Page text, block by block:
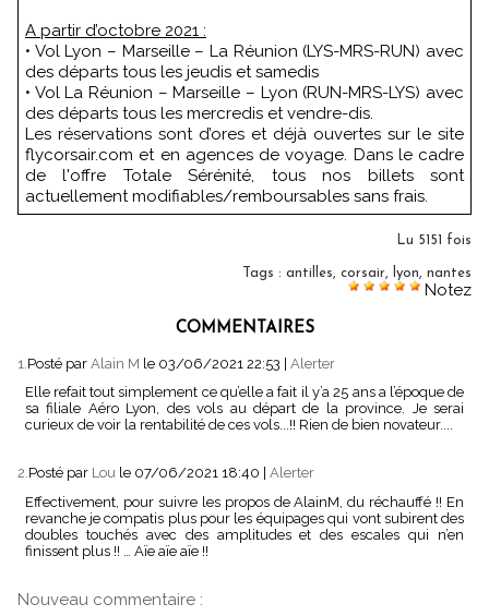
A partir d’octobre 2021 :
• Vol Lyon – Marseille – La Réunion (LYS-MRS-RUN) avec
des départs tous les jeudis et samedis
• Vol La Réunion – Marseille – Lyon (RUN-MRS-LYS) avec
des départs tous les mercredis et vendre-dis.
Les réservations sont d’ores et déjà ouvertes sur le site
flycorsair.com et en agences de voyage. Dans le cadre
de l'offre Totale Sérénité, tous nos billets sont
actuellement modifiables/remboursables sans frais.
Lu 5151 fois
Tags : antilles, corsair, lyon, nantes
Notez
COMMENTAIRES
1. Posté par Alain M le 03/06/2021 22:53 | Alerter
Elle refait tout simplement ce qu’elle a fait il y’a 25 ans a l’époque de
sa filiale Aéro Lyon, des vols au départ de la province. Je serai
curieux de voir la rentabilité de ces vols...!! Rien de bien novateur....
2. Posté par Lou le 07/06/2021 18:40
Alerter
Effectivement, pour suivre les propos de AlainM, du réchauffé !! En
revanche je compatis plus pour les équipages qui vont subirent des
doubles touchés avec des amplitudes et des escales qui n’en
finissent plus !! … Aïe aïe aïe !!
Nouveau commentaire :